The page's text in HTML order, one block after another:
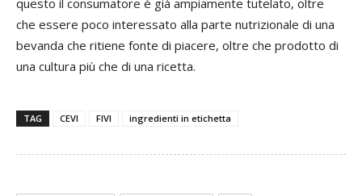
questo il consumatore è già ampiamente tutelato, oltre
che essere poco interessato alla parte nutrizionale di una
bevanda che ritiene fonte di piacere, oltre che prodotto di
una cultura più che di una ricetta.
TAG CEVI FIVI ingredienti in etichetta